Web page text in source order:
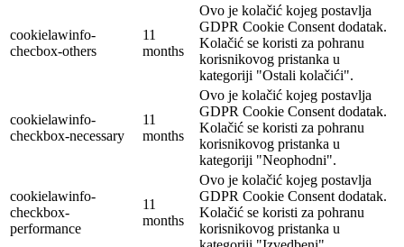
cookielawinfo-
checbox-others
11
months
Ovo je kolačić kojeg postavlja
GDPR Cookie Consent dodatak.
Kolačić se koristi za pohranu
korisnikovog pristanka u
kategoriji "Ostali kolačići".
cookielawinfo-
checkbox-necessary
11
months
Ovo je kolačić kojeg postavlja
GDPR Cookie Consent dodatak.
Kolačić se koristi za pohranu
korisnikovog pristanka u
kategoriji "Neophodni".
cookielawinfo-
checkbox-
performance
11
months
Ovo je kolačić kojeg postavlja
GDPR Cookie Consent dodatak.
Kolačić se koristi za pohranu
korisnikovog pristanka u